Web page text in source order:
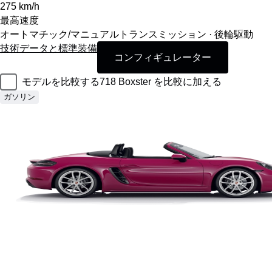
275 km/h
最高速度
オートマチック/マニュアルトランスミッション · 後輪駆動
技術データと標準装備
コンフィギュレーター
モデルを比較する718 Boxster を比較に加える
ガソリン